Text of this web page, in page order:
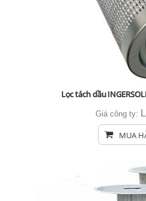
Lọc tách dầu
Giá công ty:
MUA